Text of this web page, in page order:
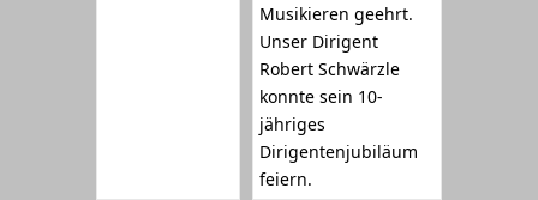
Musikieren geehrt.
Unser Dirigent
Robert Schwärzle
konnte sein 10-
jähriges
Dirigentenjubiläum
feiern.